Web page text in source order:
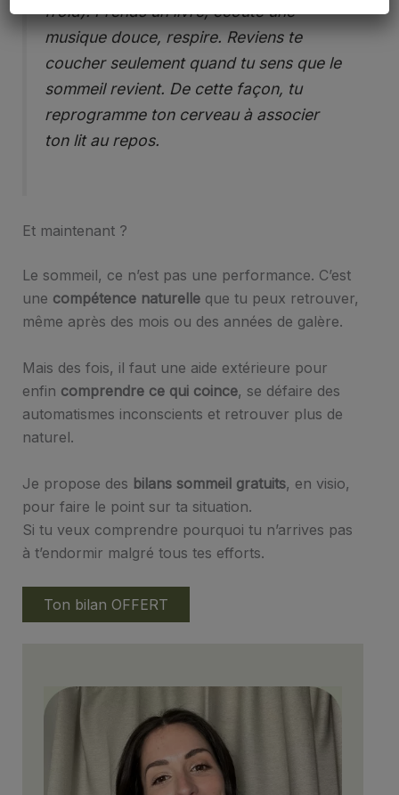
froid). Prends un livre, écoute une
musique douce, respire. Reviens te
coucher seulement quand tu sens que le
sommeil revient. De cette façon, tu
reprogramme ton cerveau à associer
ton lit au repos.
Et maintenant ?
Le sommeil, ce n’est pas une performance. C’est
une compétence naturelleque tu peux retrouver,
même après des mois ou des années de galère.
Mais des fois, il faut une aide extérieure pour
enfin comprendre ce qui coince, se défaire des
automatismes inconscients et retrouver plus de
naturel.
Je propose des bilans sommeil gratuits, en visio,
pour faire le point sur ta situation.
Si tu veux comprendre pourquoi tu n’arrives pas
à t’endormir malgré tous tes efforts.
Ton bilan OFFERT